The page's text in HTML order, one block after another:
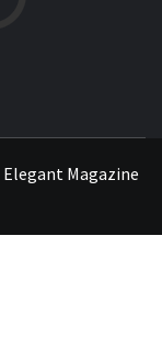
Elegant Magazine